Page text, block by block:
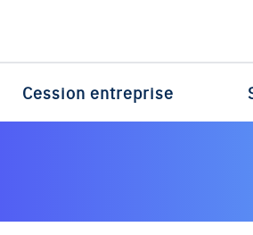
Cession entreprise